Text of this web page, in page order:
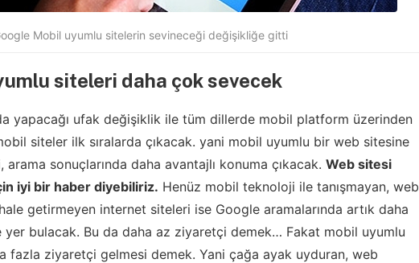
Mobil uyumlu sitelerin sevineceği değişikliğe gitti
siteleri daha çok sevecek
yapacağı ufak değişiklik ile tüm dillerde mobil platform üzerinden
siteler ilk sıralarda çıkacak. yani mobil uyumlu bir web sitesine
sonuçlarında daha avantajlı konuma çıkacak. Web sitesi
iyi bir haber diyebiliriz. Henüz mobil teknoloji ile tanışmayan, web
getirmeyen internet siteleri ise Google aramalarında artık daha
bulacak. Bu da daha az ziyaretçi demek… Fakat mobil uyumlu
fazla ziyaretçi gelmesi demek. Yani çağa ayak uyduran, web